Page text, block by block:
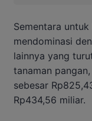
Sementara
mendominasi
lainnya yang
tanaman
sebesar
Rp434,56 miliar.